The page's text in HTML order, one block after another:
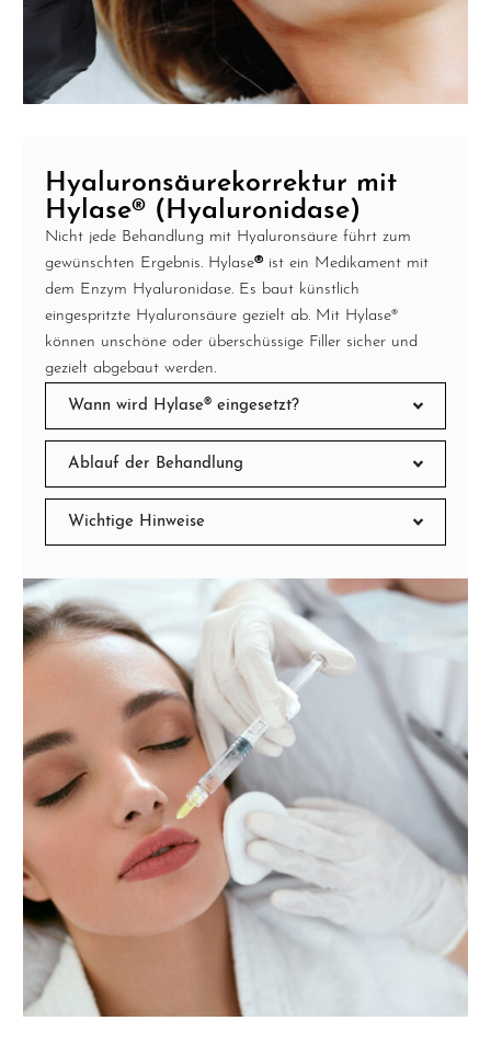
Hyaluronsäurekorrektur mit
Hylase® (Hyaluronidase)
Nicht jede Behandlung mit Hyaluronsäure führt zum
gewünschten Ergebnis. Hylase®ist ein Medikament mit
dem Enzym Hyaluronidase. Es baut künstlich
eingespritzte Hyaluronsäure gezielt ab. Mit Hylase®
können unschöne oder überschüssige Filler sicher und
gezielt abgebaut werden.
Wann wird Hylase® eingesetzt?
Ablauf der Behandlung
Wichtige Hinweise